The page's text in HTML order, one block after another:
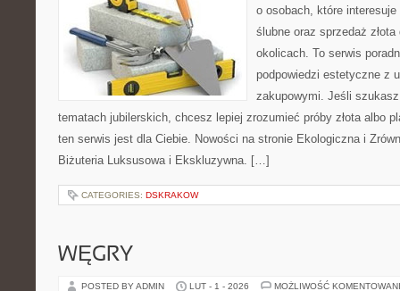
o osobach, które
ślubne oraz sprzedaż
okolicach. To serwis
podpowiedzi estetyczne z
zakupowymi. Jeśli
tematach jubilerskich, chcesz lepiej zrozumieć próby złota albo
ten serwis jest dla Ciebie. Nowości na stronie Ekologiczna i
Biżuteria Luksusowa i Ekskluzywna. […]
CATEGORIES: DSKRAKOW
WĘGRY
POSTED BY ADMIN LUT - 1 - 2026 MOŻLIWOŚĆ